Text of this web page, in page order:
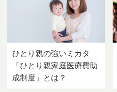
ひとり親の強いミカタ
「ひとり親家庭医療費助
成制度」とは？